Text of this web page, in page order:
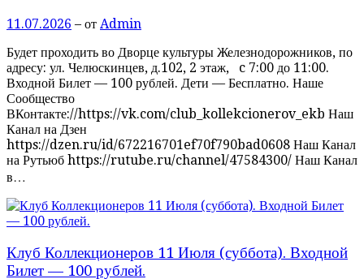
11.07.2026 – от Admin
Будет проходить во Дворце культуры Железнодорожников, по
адресу: ул. Челюскинцев, д.102, 2 этаж, c 7:00 до 11:00.
Входной Билет — 100 рублей. Дети — Бесплатно. Наше
Сообщество
ВКонтакте://https://vk.com/club_kollekcionerov_ekb Наш
Канал на Дзен
https://dzen.ru/id/672216701ef70f790bad0608 Наш Канал
на Рутьюб https://rutube.ru/channel/47584300/ Наш Канал
в…
Клуб Коллекционеров 11 Июля (суббота). Входной
Билет — 100 рублей.